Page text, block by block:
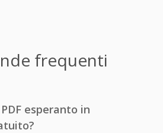
frequenti
esperanto in